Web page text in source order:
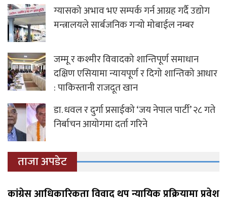
ग्यासको अभाव भए सम्पर्क गर्न आग्रह गर्दै उद्योग
मन्त्रालयले सार्बजनिक गर्‍यो मोबाईल नम्बर
जम्मू र कश्मीर विवादको शान्तिपूर्ण समाधान
दक्षिण एसियामा न्यायपूर्ण र दिगो शान्तिको आधार
: पाकिस्तानी राजदूत खान
डा. धवल र दुर्गा प्रसाईको ‘जय नेपाल पार्टी’ २८ गते
निर्बाचन आयोगमा दर्ता गरिने
ताजा अपडेट
कांग्रेस आधिकारिकता विवाद थप न्यायिक प्रक्रियामा प्रवेश